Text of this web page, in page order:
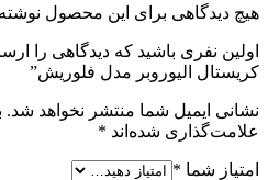
هیچ دیدگاهی برای این محصول
اولین نفری باشید که دیدگاهی را
کریستال الیوروبر مدل فلوریش”
نشانی ایمیل شما منتشر نخواهد شد.
علامت‌گذاری شده‌اند *
امتیاز شما *